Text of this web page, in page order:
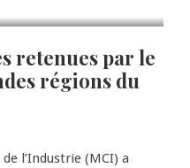
retenues par le
régions du
l’Industrie (MCI) a